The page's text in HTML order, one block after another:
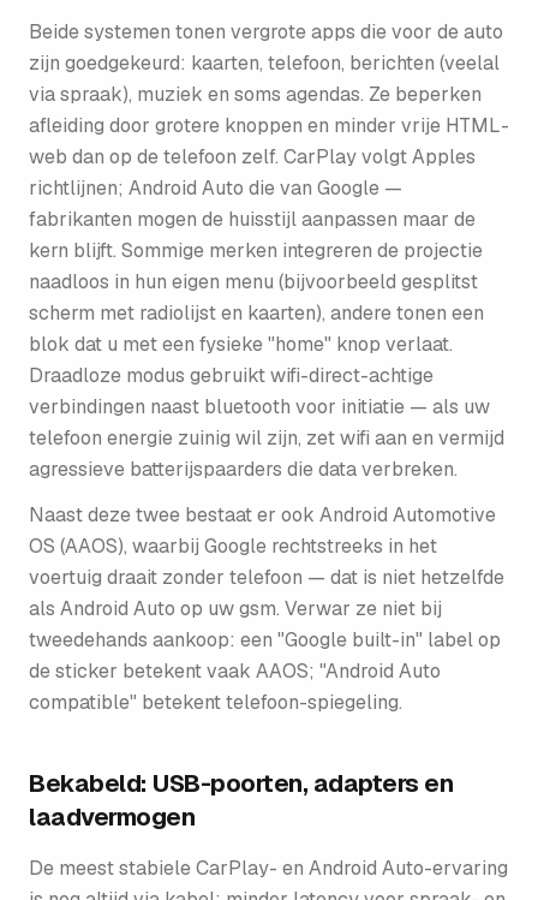
Beide systemen tonen vergrote apps die voor de auto
zijn goedgekeurd: kaarten, telefoon, berichten (veelal
via spraak), muziek en soms agendas. Ze beperken
afleiding door grotere knoppen en minder vrije HTML-
web dan op de telefoon zelf. CarPlay volgt Apples
richtlijnen; Android Auto die van Google —
fabrikanten mogen de huisstijl aanpassen maar de
kern blijft. Sommige merken integreren de projectie
naadloos in hun eigen menu (bijvoorbeeld gesplitst
scherm met radiolijst en kaarten), andere tonen een
blok dat u met een fysieke "home" knop verlaat.
Draadloze modus gebruikt wifi-direct-achtige
verbindingen naast bluetooth voor initiatie — als uw
telefoon energie zuinig wil zijn, zet wifi aan en vermijd
agressieve batterijspaarders die data verbreken.
Naast deze twee bestaat er ook Android Automotive
OS (AAOS), waarbij Google rechtstreeks in het
voertuig draait zonder telefoon — dat is niet hetzelfde
als Android Auto op uw gsm. Verwar ze niet bij
tweedehands aankoop: een "Google built-in" label op
de sticker betekent vaak AAOS; "Android Auto
compatible" betekent telefoon-spiegeling.
Bekabeld: USB-poorten, adapters en
laadvermogen
De meest stabiele CarPlay- en Android Auto-ervaring